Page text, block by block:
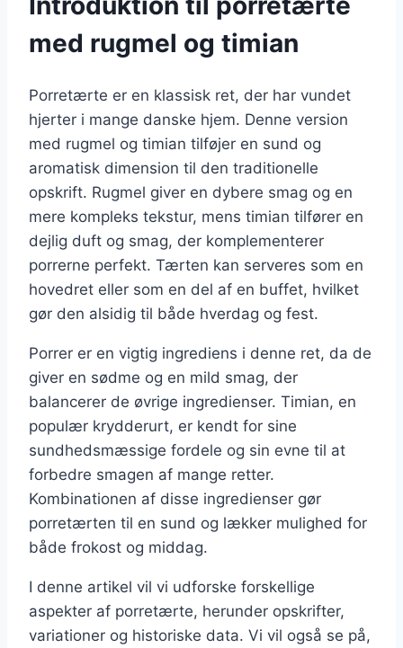
med rugmel og timian
Porretærte er en klassisk ret, der har vundet
hjerter i mange danske hjem. Denne version
med rugmel og timian tilføjer en sund og
aromatisk dimension til den traditionelle
opskrift. Rugmel giver en dybere smag og en
mere kompleks tekstur, mens timian tilfører en
dejlig duft og smag, der komplementerer
porrerne perfekt. Tærten kan serveres som en
hovedret eller som en del af en buffet, hvilket
gør den alsidig til både hverdag og fest.
Porrer er en vigtig ingrediens i denne ret, da de
giver en sødme og en mild smag, der
balancerer de øvrige ingredienser. Timian, en
populær krydderurt, er kendt for sine
sundhedsmæssige fordele og sin evne til at
forbedre smagen af mange retter.
Kombinationen af disse ingredienser gør
porretærten til en sund og lækker mulighed for
både frokost og middag.
I denne artikel vil vi udforske forskellige
aspekter af porretærte, herunder opskrifter,
variationer og historiske data. Vi vil også se på,